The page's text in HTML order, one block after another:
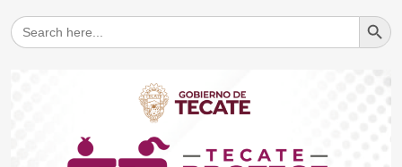
Search
for:
Search